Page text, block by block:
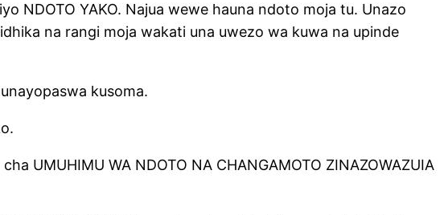
NDOTO YAKO. Najua wewe hauna ndoto moja tu. Unazo
na rangi moja wakati una uwezo wa kuwa na upinde
kusoma.
UMUHIMU WA NDOTO NA CHANGAMOTO ZINAZOWAZUIA